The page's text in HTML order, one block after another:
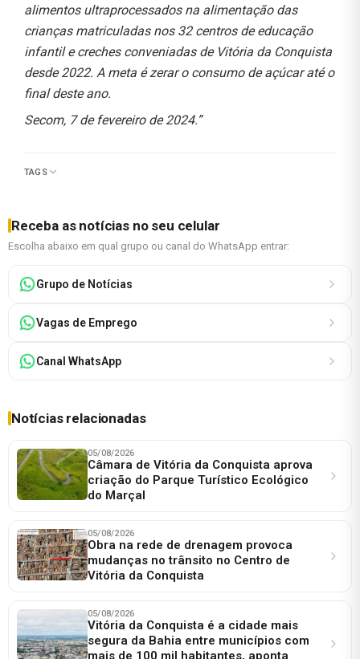
alimentos ultraprocessados na alimentação das
crianças matriculadas nos 32 centros de educação
infantil e creches conveniadas de Vitória da Conquista
desde 2022. A meta é zerar o consumo de açúcar até o
final deste ano.
Secom, 7 de fevereiro de 2024.”
TAGS
Receba as notícias no seu celular
Escolha abaixo em qual grupo ou canal do WhatsApp entrar:
Grupo de Notícias
Vagas de Emprego
Canal WhatsApp
Notícias relacionadas
05/08/2026
Câmara de Vitória da Conquista aprova
criação do Parque Turístico Ecológico
do Marçal
05/08/2026
Obra na rede de drenagem provoca
mudanças no trânsito no Centro de
Vitória da Conquista
05/08/2026
Vitória da Conquista é a cidade mais
segura da Bahia entre municípios com
mais de 100 mil habitantes, aponta